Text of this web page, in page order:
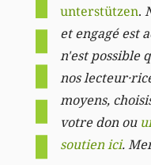
unterstützen.
et engagé est
n'est possible
nos
moyens,
votre don ou
soutien ici.